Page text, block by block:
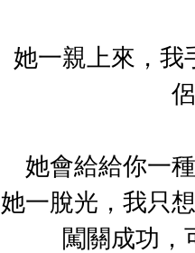
她一親上來，我
她會給給你一
她一脫光，我只
闖關成功，